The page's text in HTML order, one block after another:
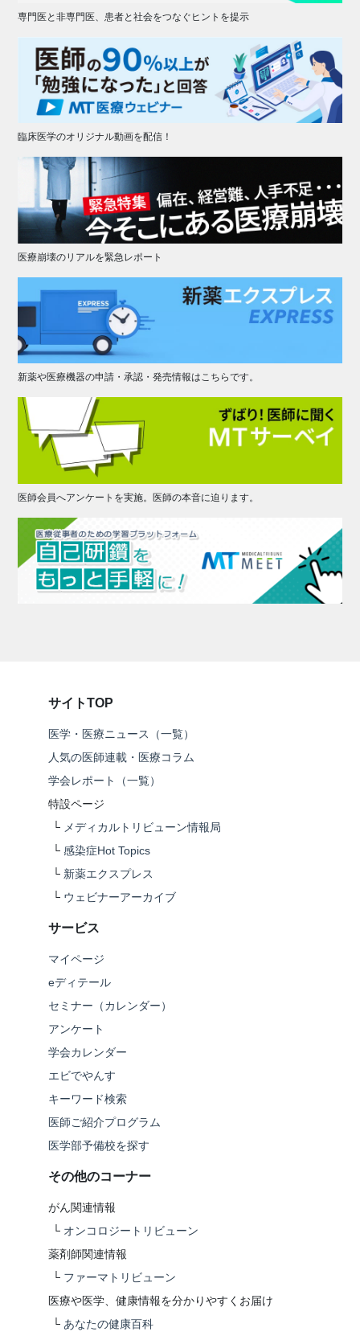
専門医と非専門医、患者と社会をつなぐヒントを提示
臨床医学のオリジナル動画を配信！
医療崩壊のリアルを緊急レポート
新薬や医療機器の申請・承認・発売情報はこちらです。
医師会員へアンケートを実施。医師の本音に迫ります。
サイトTOP
医学・医療ニュース（一覧）
人気の医師連載・医療コラム
学会レポート（一覧）
特設ページ
└ メディカルトリビューン情報局
└ 感染症Hot Topics
└ 新薬エクスプレス
└ ウェビナーアーカイブ
サービス
マイページ
eディテール
セミナー（カレンダー）
アンケート
学会カレンダー
エビでやんす
キーワード検索
医師ご紹介プログラム
医学部予備校を探す
その他のコーナー
がん関連情報
└ オンコロジートリビューン
薬剤師関連情報
└ ファーマトリビューン
医療や医学、健康情報を分かりやすくお届け
└ あなたの健康百科